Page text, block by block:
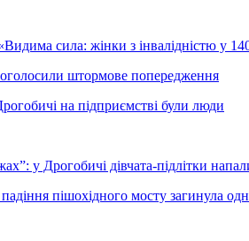
сила: жінки з інвалідністю у
штормове попередження
на підприємстві були люди
у Дрогобичі дівчата-підлітки
падіння пішохідного мосту загинула